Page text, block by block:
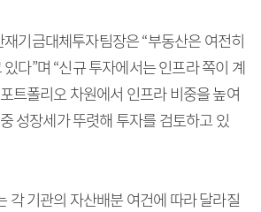
기금대체투자팀장은 “부동산은 여전히
다”며 “신규 투자에서는 인프라 쪽이 계
트폴리오 차원에서 인프라 비중을 높여
성장세가 뚜렷해 투자를 검토하고 있
각 기관의 자산배분 여건에 따라 달라질